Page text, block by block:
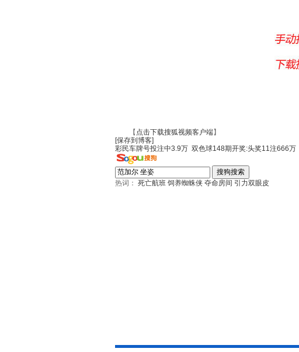
【 点击下载搜狐视频客户端】
[保存到博客]
彩民车牌号投注中3.9万 双色球148期开奖:头奖11注666万
热词： 死亡航班 饲养蜘蛛侠 夺命房间 引力双眼皮